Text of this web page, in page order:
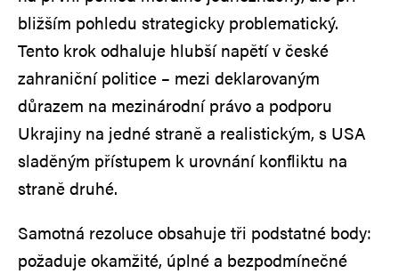
bližším pohledu strategicky problematický.
Tento krok odhaluje hlubší napětí v české
zahraniční politice – mezi deklarovaným
důrazem na mezinárodní právo a podporu
Ukrajiny na jedné straně a realistickým, s USA
sladěným přístupem k urovnání konfliktu na
straně druhé.
Samotná rezoluce obsahuje tři podstatné body:
požaduje okamžité, úplné a bezpodmínečné